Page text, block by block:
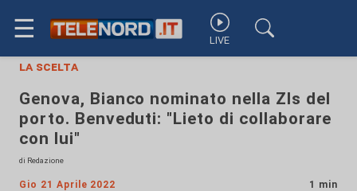
☰ LIVE
la scelta
Genova, Bianco nominato nella Zls del
porto. Benveduti: "Lieto di collaborare
con lui"
di Redazione
Gio 21 Aprile 2022 1 min